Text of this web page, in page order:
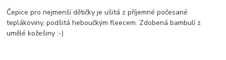
Čepice pro nejmenší dětičky je ušitá z příjemné počesané
teplákoviny, podšitá heboučkým fleecem. Zdobená bambulí z
umělé kožešiny :-)